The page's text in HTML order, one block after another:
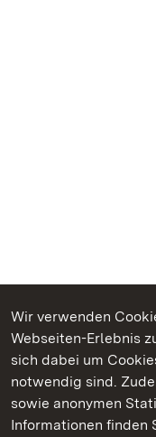
Wir verwenden
Webseiten-Erlebnis
sich dabei um
notwendig sind.
sowie anonymen
Informationen finden
Kommen. Staunen.